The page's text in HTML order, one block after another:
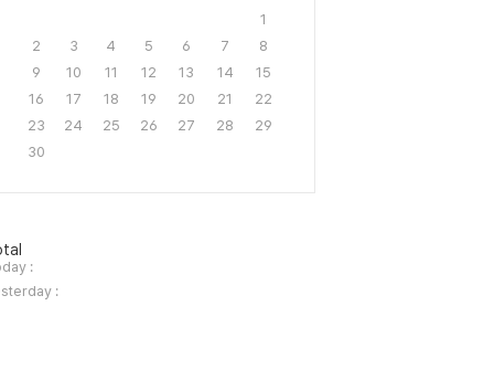
1
2
3 4 5 6 7
8
9
10 11 12 13 14
15
16
17 18 19 20 21
22
23
24 25 26 27 28
29
30
:
: